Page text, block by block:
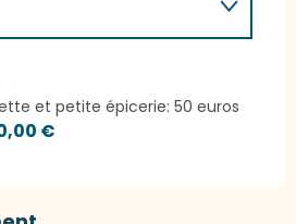
et petite épicerie: 50 euros
€